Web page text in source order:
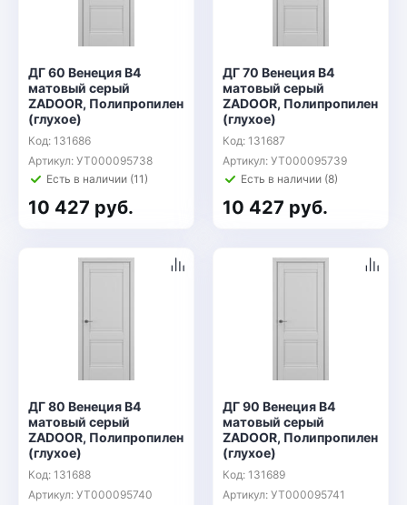
ДГ 60 Венеция В4
матовый серый
ZADOOR, Полипропилен
(глухое)
Код: 131686
Артикул: УТ000095738
Есть в наличии (11)
10 427 руб.
ДГ 70 Венеция В4
матовый серый
ZADOOR, Полипропилен
(глухое)
Код: 131687
Артикул: УТ000095739
Есть в наличии (8)
10 427 руб.
ДГ 80 Венеция В4
матовый серый
ZADOOR, Полипропилен
(глухое)
Код: 131688
Артикул: УТ000095740
ДГ 90 Венеция В4
матовый серый
ZADOOR, Полипропилен
(глухое)
Код: 131689
Артикул: УТ000095741